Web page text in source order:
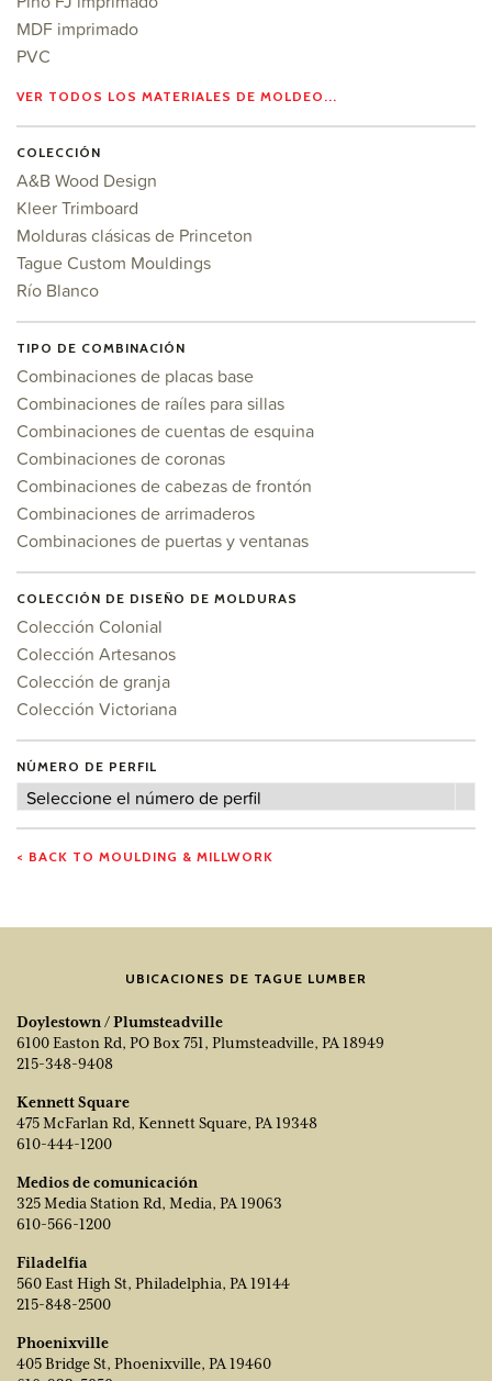
MDF imprimado
PVC
VER TODOS LOS MATERIALES DE MOLDEO...
COLECCIÓN
A&B Wood Design
Kleer Trimboard
Molduras clásicas de Princeton
Tague Custom Mouldings
Río Blanco
TIPO DE COMBINACIÓN
Combinaciones de placas base
Combinaciones de raíles para sillas
Combinaciones de cuentas de esquina
Combinaciones de coronas
Combinaciones de cabezas de frontón
Combinaciones de arrimaderos
Combinaciones de puertas y ventanas
COLECCIÓN DE DISEÑO DE MOLDURAS
Colección Colonial
Colección Artesanos
Colección de granja
Colección Victoriana
NÚMERO DE PERFIL
Número
perfil
Seleccione el número de perfil
< BACK TO MOULDING & MILLWORK
UBICACIONES DE TAGUE LUMBER
Doylestown / Plumsteadville
6100 Easton Rd, PO Box 751, Plumsteadville, PA 18949
215-348-9408
Kennett Square
475 McFarlan Rd, Kennett Square, PA 19348
610-444-1200
Medios de comunicación
325 Media Station Rd, Media, PA 19063
610-566-1200
Filadelfia
560 East High St, Philadelphia, PA 19144
215-848-2500
Phoenixville
405 Bridge St, Phoenixville, PA 19460